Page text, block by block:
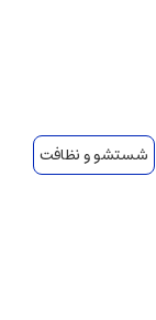
شستشو و نظافت